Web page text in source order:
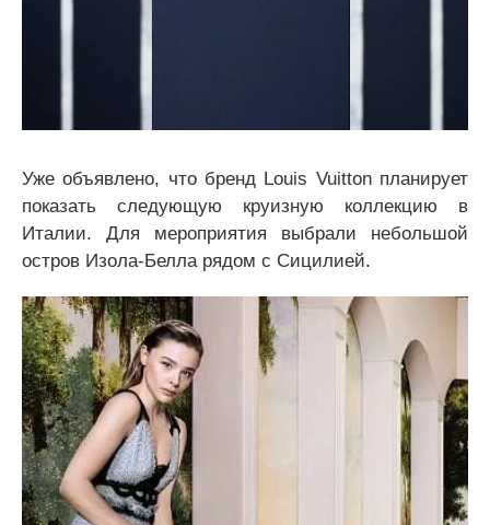
Уже объявлено, что бренд Louis Vuitton планирует
показать следующую круизную коллекцию в
Италии. Для мероприятия выбрали небольшой
остров Изола-Белла рядом с Сицилией.